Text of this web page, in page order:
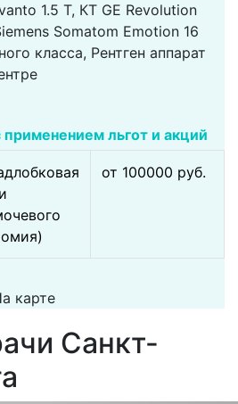
1.5 Т, КТ GE Revolution
Somatom Emotion 16
класса, Рентген аппарат
применением льгот и акций
от 100000 pуб.
карте
Санкт-